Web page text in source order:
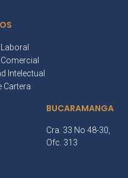
Intelectual
Cartera
BUCARAMANGA
Cra. 33 No 48-30,
Ofc. 313